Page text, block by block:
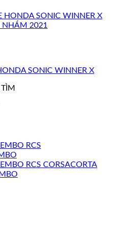
SONIC WINNER X
RCS
RCS CORSACORTA